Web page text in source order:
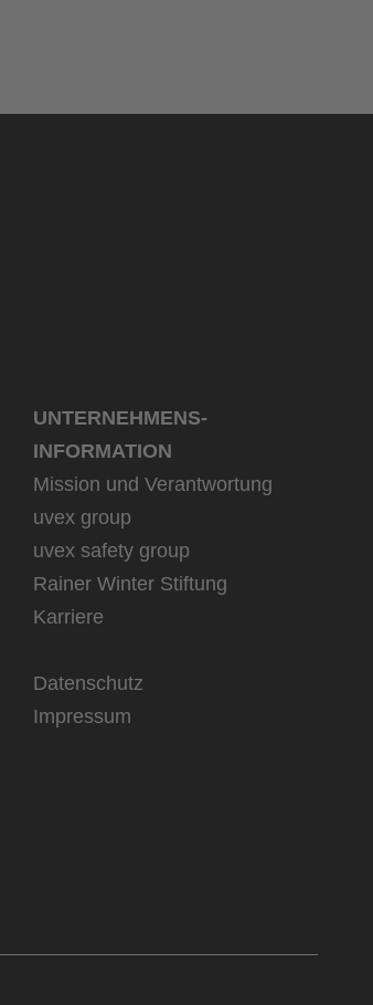
UNTERNEHMENS­
INFORMATION
Mission und Verantwortung
uvex group
uvex safety group
Rainer Winter Stiftung
Karriere
Datenschutz
Impressum